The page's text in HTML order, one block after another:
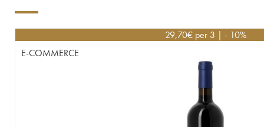
29,70€ per 3 | - 10%
E-COMMERCE